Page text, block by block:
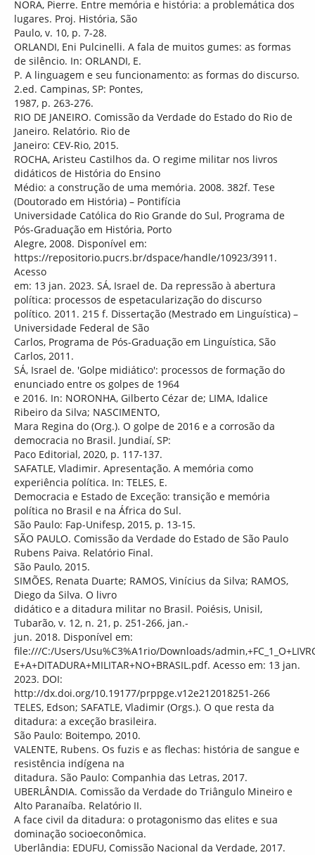
NORA, Pierre. Entre memória e história: a problemática dos
lugares. Proj. História, São
Paulo, v. 10, p. 7-28.
ORLANDI, Eni Pulcinelli. A fala de muitos gumes: as formas
de silêncio. In: ORLANDI, E.
P. A linguagem e seu funcionamento: as formas do discurso.
2.ed. Campinas, SP: Pontes,
1987, p. 263-276.
RIO DE JANEIRO. Comissão da Verdade do Estado do Rio de
Janeiro. Relatório. Rio de
Janeiro: CEV-Rio, 2015.
ROCHA, Aristeu Castilhos da. O regime militar nos livros
didáticos de História do Ensino
Médio: a construção de uma memória. 2008. 382f. Tese
(Doutorado em História) – Pontifícia
Universidade Católica do Rio Grande do Sul, Programa de
Pós-Graduação em História, Porto
Alegre, 2008. Disponível em:
https://repositorio.pucrs.br/dspace/handle/10923/3911.
Acesso
em: 13 jan. 2023. SÁ, Israel de. Da repressão à abertura
política: processos de espetacularização do discurso
político. 2011. 215 f. Dissertação (Mestrado em Linguística) –
Universidade Federal de São
Carlos, Programa de Pós-Graduação em Linguística, São
Carlos, 2011.
SÁ, Israel de. 'Golpe midiático': processos de formação do
enunciado entre os golpes de 1964
e 2016. In: NORONHA, Gilberto Cézar de; LIMA, Idalice
Ribeiro da Silva; NASCIMENTO,
Mara Regina do (Org.). O golpe de 2016 e a corrosão da
democracia no Brasil. Jundiaí, SP:
Paco Editorial, 2020, p. 117-137.
SAFATLE, Vladimir. Apresentação. A memória como
experiência política. In: TELES, E.
Democracia e Estado de Exceção: transição e memória
política no Brasil e na África do Sul.
São Paulo: Fap-Unifesp, 2015, p. 13-15.
SÃO PAULO. Comissão da Verdade do Estado de São Paulo
Rubens Paiva. Relatório Final.
São Paulo, 2015.
SIMÕES, Renata Duarte; RAMOS, Vinícius da Silva; RAMOS,
Diego da Silva. O livro
didático e a ditadura militar no Brasil. Poiésis, Unisil,
Tubarão, v. 12, n. 21, p. 251-266, jan.-
jun. 2018. Disponível em:
file:///C:/Users/Usu%C3%A1rio/Downloads/
E+A+DITADURA+MILITAR+NO+BRASIL.pdf. Acesso em: 13 jan.
2023. DOI:
http://dx.doi.org/10.19177/prppge.v12e212018251-266
TELES, Edson; SAFATLE, Vladimir (Orgs.). O que resta da
ditadura: a exceção brasileira.
São Paulo: Boitempo, 2010.
VALENTE, Rubens. Os fuzis e as flechas: história de sangue e
resistência indígena na
ditadura. São Paulo: Companhia das Letras, 2017.
UBERLÂNDIA. Comissão da Verdade do Triângulo Mineiro e
Alto Paranaíba. Relatório II.
A face civil da ditadura: o protagonismo das elites e sua
dominação socioeconômica.
Uberlândia: EDUFU, Comissão Nacional da Verdade, 2017.